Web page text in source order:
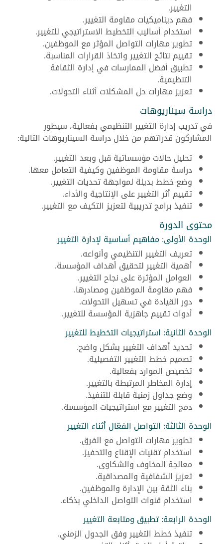
التغيير.
فهم ديناميكيات مقاومة التغيير.
استخدام أساليب التخطيط الاستراتيجي للتغيير.
تطوير مهارات التواصل المؤثر مع الموظفين.
تقييم نتائج التغيير واتخاذ القرارات المناسبة.
تطبيق أفضل الممارسات في إدارة الثقافة
التنظيمية.
تعزيز مهارات حل المشكلات أثناء التحولات.
دراسة سيناريوهات
في تدريب إدارة التغيير التنظيمي بفعالية، سيطور
المشاركون قدراتهم من خلال دراسة السيناريوهات التالية:
تحليل حالات مؤسساتية قبل وبعد التغيير.
دراسة مقاومة الموظفين وكيفية التعامل معها.
وضع خطط بديلة لمواجهة تحديات التغيير.
تقييم أثر التغيير على الإنتاجية والأداء.
تنفيذ برامج تدريبية لتعزيز التكيف مع التغيير.
محتوى الدورة
الوحدة الأولى: مفاهيم أساسية لإدارة التغيير
تعريف التغيير التنظيمي وأنواعه.
أهمية التغيير لتحقيق أهداف المؤسسة.
العوامل المؤثرة على نجاح التغيير.
فهم مقاومة الموظفين ومصادرها.
دور القيادة في تسهيل التحولات.
أدوات تقييم جاهزية المؤسسة للتغيير.
الوحدة الثانية: استراتيجيات التخطيط للتغيير
تحديد أهداف التغيير بشكل واضح.
تصميم خطط التغيير التفصيلية.
تخصيص الموارد بفعالية.
إدارة المخاطر المرتبطة بالتغيير.
وضع جداول زمنية قابلة للتنفيذ.
دمج التغيير مع استراتيجيات المؤسسة.
الوحدة الثالثة: التواصل الفعّال أثناء التغيير
تطوير مهارات التواصل مع الفرق.
استخدام تقنيات الإقناع والتحفيز.
معالجة المخاوف والشكاوى.
تعزيز الشفافية والمصداقية.
بناء الثقة بين الإدارة والموظفين.
استخدام قنوات التواصل الداخلي بذكاء.
الوحدة الرابعة: تطبيق ومتابعة التغيير
تنفيذ خطط التغيير وفق الجدول الزمني.